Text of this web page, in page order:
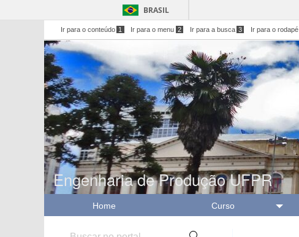
BRASIL
Ir para o conteúdo 1 Ir para o menu 2 Ir para a busca 3 Ir para o rodapé
Engenharia de Produção UFPR
Home Curso